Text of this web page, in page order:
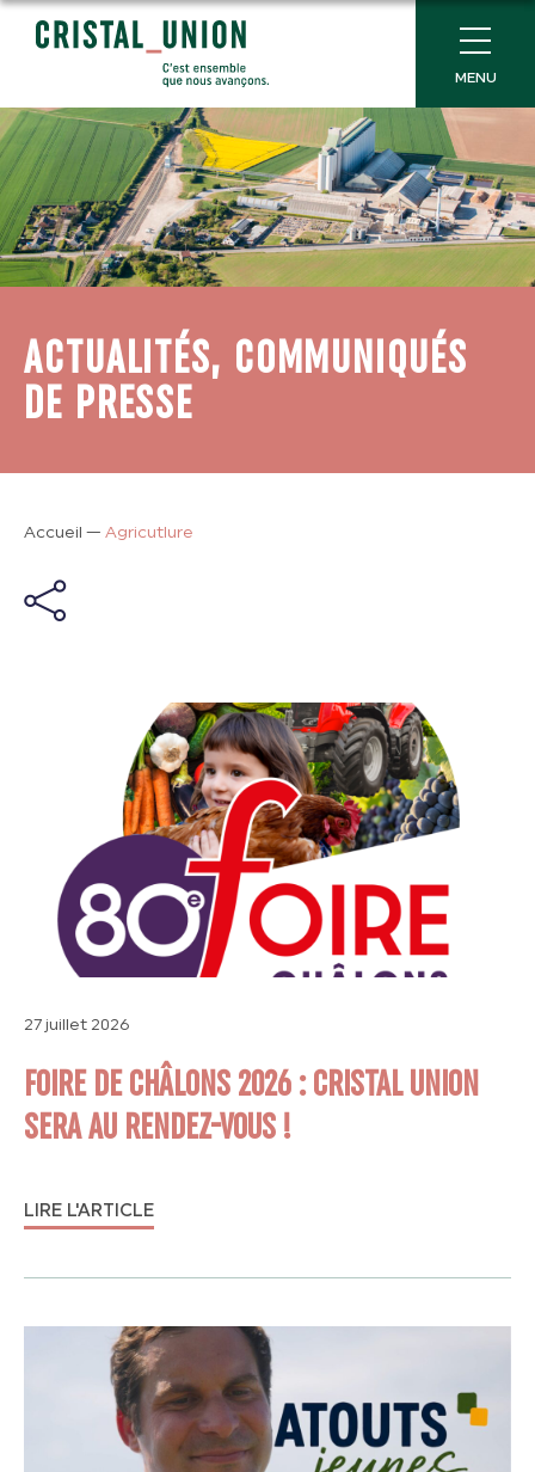
MENU
ACTUALITÉS, COMMUNIQUÉS
DE PRESSE
Accueil — Agricutlure
27 juillet 2026
FOIRE DE CHÂLONS 2026 : CRISTAL UNION
SERA AU RENDEZ-VOUS !
LIRE L'ARTICLE